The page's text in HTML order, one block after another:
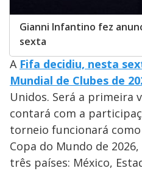
Gianni Infantino fez
sexta
A Fifa decidiu, nesta
Mundial de Clubes de
Unidos. Será a primeira
contará com a
torneio funcionará
Copa do Mundo de
três países: México,